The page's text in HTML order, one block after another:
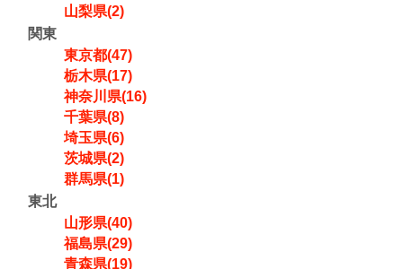
山梨県(2)
関東
東京都(47)
栃木県(17)
神奈川県(16)
千葉県(8)
埼玉県(6)
茨城県(2)
群馬県(1)
東北
山形県(40)
福島県(29)
青森県(19)